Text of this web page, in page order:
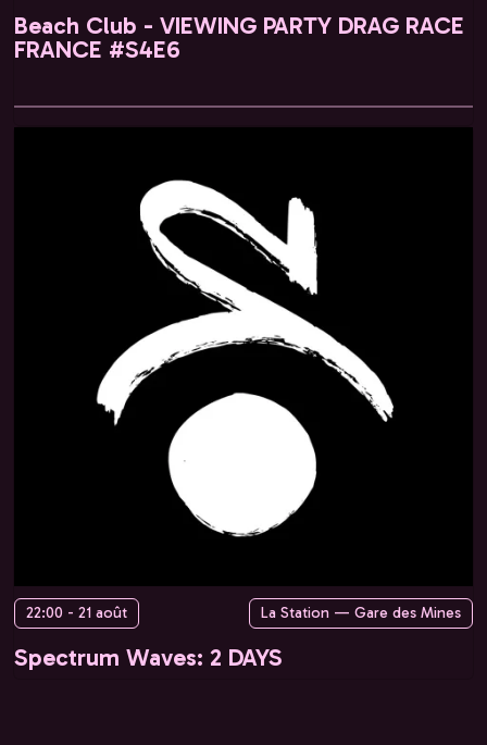
Beach Club - VIEWING PARTY DRAG RACE
FRANCE #S4E6
22:00 - 21 août La Station — Gare des Mines
Spectrum Waves: 2 DAYS